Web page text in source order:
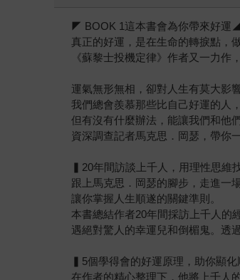
◤ BOOK 1這本書會為你帶來好運
真正的好運，是在生命的轉捩點，
《蘇黎士投機定律》作者又一力作
運氣無形無相，卻對人生有莫大影響
我們總會羨慕那些比自己好運的人，
但有沒有什麼辦法，能讓我們和他
資深調查記者馬克思．岡瑟，帶你
▍20年間訪談上千人，用理性思維
跟上馬克思．岡瑟的腳步，走進一
讓你掌握人生順遂的關鍵準則。
本書總結作者20年間採訪上千人的
遇絕對驚人的幸運兒和倒楣鬼。透
▍5個學得會的好運原理，助你顯化
在作者的精心整理下，他將上千人